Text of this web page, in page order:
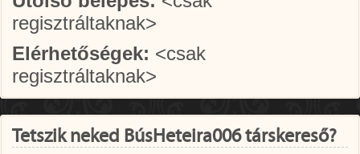
regisztráltaknak>
Elérhetőségek: <csak
regisztráltaknak>
Tetszik neked BúsHeteira006 társkereső?